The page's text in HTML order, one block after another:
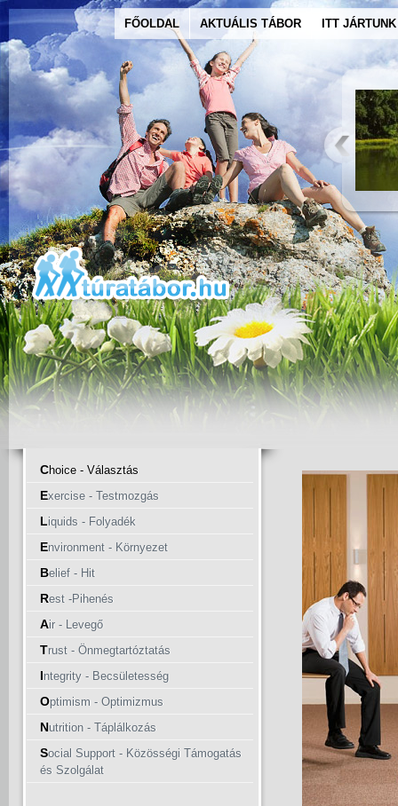
FŐOLDAL AKTUÁLIS TÁBOR ITT JÁRTUNK
Choice - Választás
Exercise - Testmozgás
Liquids - Folyadék
Environment - Környezet
Belief - Hit
Rest -Pihenés
Air - Levegő
Trust - Önmegtartóztatás
Integrity - Becsületesség
Optimism - Optimizmus
Nutrition - Táplálkozás
Social Support - Közösségi Támogatás
és Szolgálat